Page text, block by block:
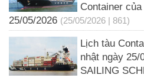
Container
25/05/2026 (25/05/2026 | 861)
Lịch tàu
nhật ngày 25/
SAILING